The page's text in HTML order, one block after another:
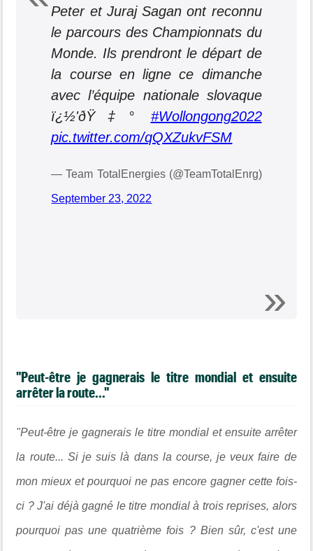
Peter et Juraj Sagan ont reconnu
le parcours des Championnats du
Monde. Ils prendront le départ de
la course en ligne ce dimanche
avec l’équipe nationale slovaque
ï¿½'ðŸ‡° #Wollongong2022
pic.twitter.com/qQXZukvFSM
— Team TotalEnergies (@TeamTotalEnrg)
September 23, 2022
"Peut-être je gagnerais le titre mondial et ensuite
arrêter la route..."
"Peut-être je gagnerais le titre mondial et ensuite arrêter
la route... Si je suis là dans la course, je veux faire de
mon mieux et pourquoi ne pas encore gagner cette fois-
ci ? J'ai déjà gagné le titre mondial à trois reprises, alors
pourquoi pas une quatrième fois ?Bien sûr, c'est une